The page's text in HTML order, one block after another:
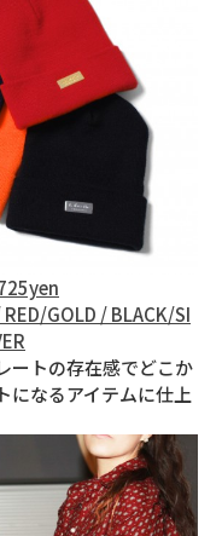
GOLD / BLACK/SI
ートの存在感でどこか
になるアイテムに仕上